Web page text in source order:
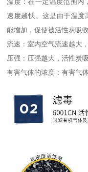
速度越快。这是由于温度
能增加，促使被活性炭吸
流速：室内空气流速越大
压强：压强越大，活性炭
有害气体的浓度：有害气